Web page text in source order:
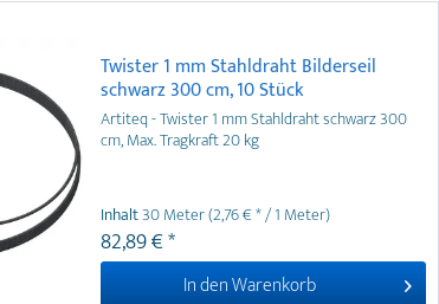
Twister 1 mm Stahldraht Bilderseil
schwarz 300 cm, 10 Stück
Artiteq - Twister 1 mm Stahldraht schwarz 300
cm, Max. Tragkraft 20 kg
Inhalt30 Meter(2,76 € * / 1 Meter)
82,89 € *
In denWarenkorb